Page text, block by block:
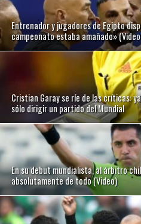
Entrenador y jugadores de Egipto
campeonato estaba amañado»
Cristian Garay se ríe de las críticas:
sólo dirigir un partido del Mundial
En su debut mundialista, al árbitro
absolutamente de todo (Video)